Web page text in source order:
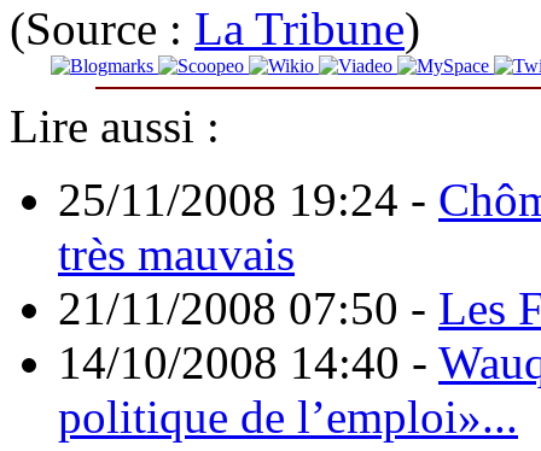
(Source : La Tribune)
Lire aussi :
25/11/2008 19:24 -
très mauvais
21/11/2008 07:50 - Les
14/10/2008 14:40 -
politique de l’emploi»...